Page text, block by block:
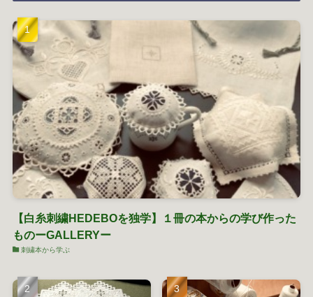
【白糸刺繍HEDEBOを独学】１冊の本からの学び作った
ものーGALLERYー
刺繍本から学ぶ